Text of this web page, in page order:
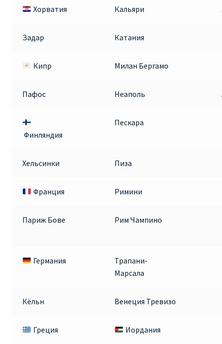
ИНФОРМАЦИЯ ДЛЯ ПАССАЖИРОВ
Хорватия Кальяри
Задар Катания
Кипр Милан Бергамо
Пафос Неаполь
Финляндия
Пескара
Хельсинки Пиза
Франция Римини
Париж Бове Рим Чампино
Германия
Трапани-
Марсала
Кёльн Венеция Тревизо
Греция Иордания